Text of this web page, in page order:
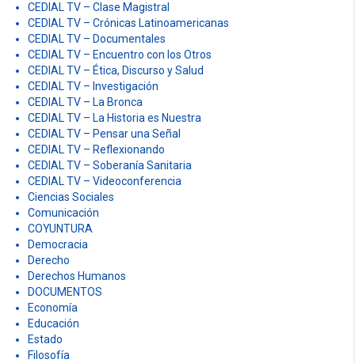
CEDIAL TV – Clase Magistral
CEDIAL TV – Crónicas Latinoamericanas
CEDIAL TV – Documentales
CEDIAL TV – Encuentro con los Otros
CEDIAL TV – Ética, Discurso y Salud
CEDIAL TV – Investigación
CEDIAL TV – La Bronca
CEDIAL TV – La Historia es Nuestra
CEDIAL TV – Pensar una Señal
CEDIAL TV – Reflexionando
CEDIAL TV – Soberanía Sanitaria
CEDIAL TV – Videoconferencia
Ciencias Sociales
Comunicación
COYUNTURA
Democracia
Derecho
Derechos Humanos
DOCUMENTOS
Economía
Educación
Estado
Filosofía